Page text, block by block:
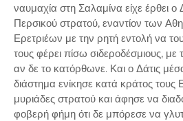
ναυμαχία στη Σαλαμίνα είχε έρθει ο
Περσικού στρατού, εναντίον των
Ερετριέων με την ρητή εντολή να
τους φέρει πίσω σιδεροδέσμιους,
αν δε το κατόρθωνε. Και ο Δάτις
διάστημα ενίκησε κατά κράτος τους
μυριάδες στρατού και άφησε να
φοβερή φήμη ότι δε μπόρεσε να